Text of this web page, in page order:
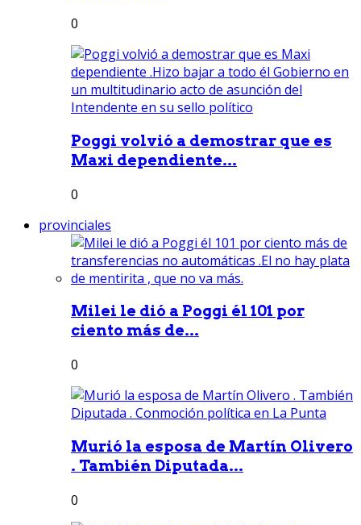
0
Poggi volvió a demostrar que es
Maxi dependiente...
0
provinciales
Milei le dió a Poggi él 101 por
ciento más de...
0
Murió la esposa de Martín Olivero
. También Diputada...
0